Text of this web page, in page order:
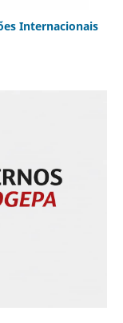
Internacionais